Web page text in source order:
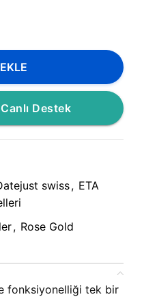
Destek
swiss, ETA
, Rose Gold
fonksiyonelliği tek bir